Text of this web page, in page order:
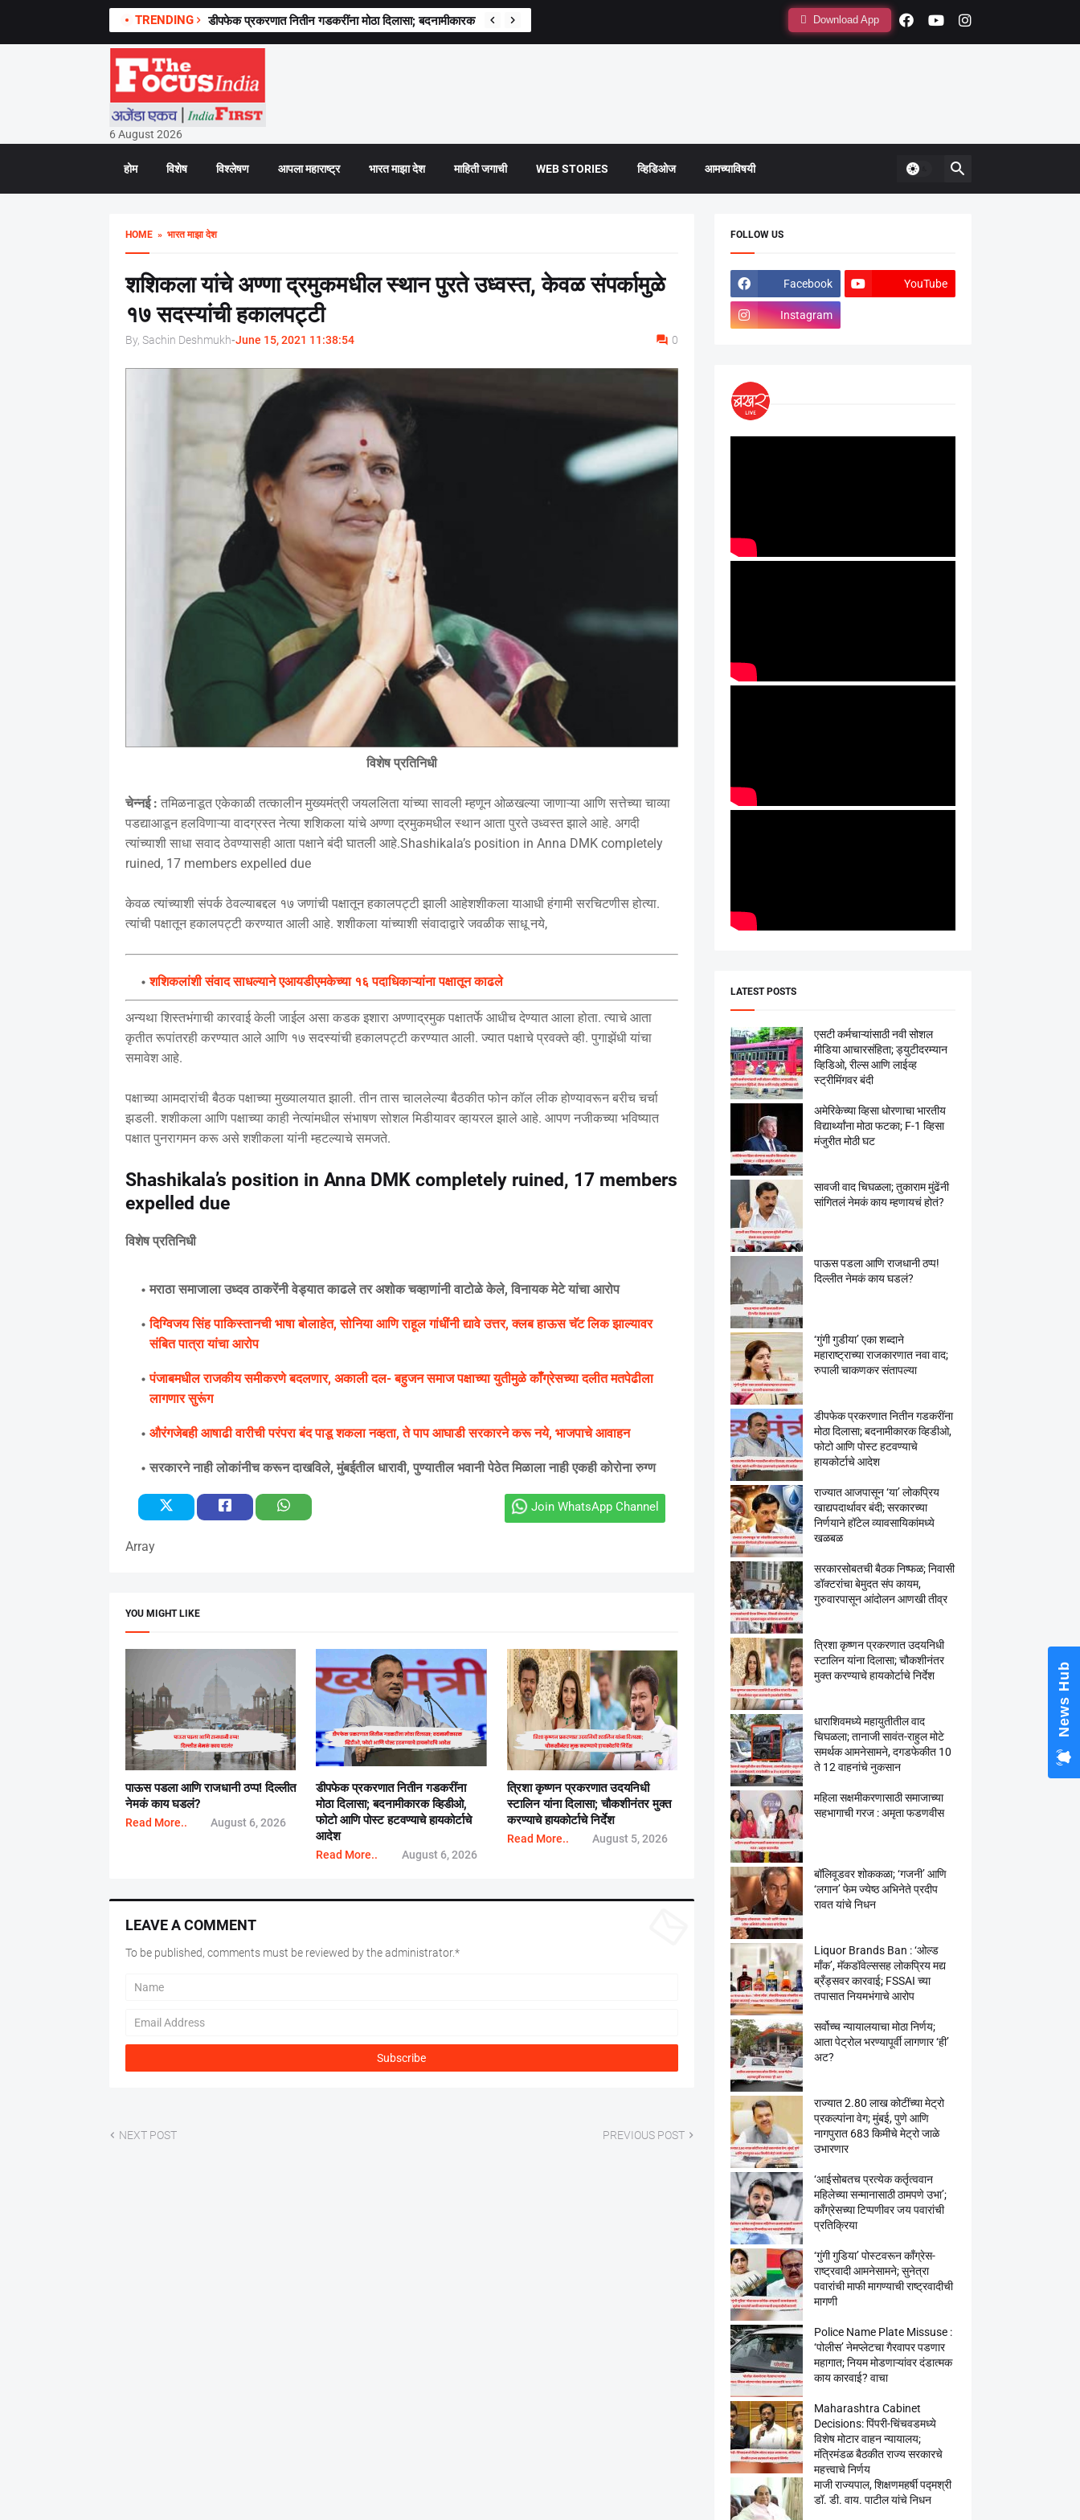
TRENDING डीपफेक प्रकरणात नितीन गडकरींना मोठा दिलासा; बदनामीकारक व्हिडीओ, फोटो आणि पोस्ट हटवण्याचे हायकोर्टाचे आदेश Download App
6 August 2026
होम विशेष विश्लेषण आपला महाराष्ट्र भारत माझा देश माहिती जगाची WEB STORIES व्हिडिओज आमच्याविषयी
HOME» भारत माझा देश
शशिकला यांचे अण्णा द्रमुकमधील स्थान पुरते उध्वस्त, केवळ संपर्कामुळे
१७ सदस्यांची हकालपट्टी
By, Sachin Deshmukh-June 15, 2021 11:38:54 0
विशेष प्रतिनिधी
चेन्नई : तमिळनाडूत एकेकाळी तत्कालीन मुख्यमंत्री जयललिता यांच्या सावली म्हणून ओळखल्या जाणाऱ्या आणि सत्तेच्या चाव्या
पडद्याआडून हलविणाऱ्या वादग्रस्त नेत्या शशिकला यांचे अण्णा द्रमुकमधील स्थान आता पुरते उध्वस्त झाले आहे. अगदी
त्यांच्याशी साधा सवाद ठेवण्यासही आता पक्षाने बंदी घातली आहे.Shashikala’s position in Anna DMK completely
ruined, 17 members expelled due
केवळ त्यांच्याशी संपर्क ठेवल्याबद्दल १७ जणांची पक्षातून हकालपट्टी झाली आहेशशीकला याआधी हंगामी सरचिटणीस होत्या.
त्यांची पक्षातून हकालपट्टी करण्यात आली आहे. शशीकला यांच्याशी संवादाद्वारे जवळीक साधू नये,
शशिकलांशी संवाद साधल्याने एआयडीएमकेच्या १६ पदाधिकाऱ्यांना पक्षातून काढले
अन्यथा शिस्तभंगाची कारवाई केली जाईल असा कडक इशारा अण्णाद्रमुक पक्षातर्फे आधीच देण्यात आला होता. त्याचे आता
कृतीत रूपांतरही करण्यात आले आणि १७ सदस्यांची हकालपट्टी करण्यात आली. ज्यात पक्षाचे प्रवक्ते व्ही. पुगाझेंधी यांचा
समावेश आहे.
पक्षाच्या आमदारांची बैठक पक्षाच्या मुख्यालयात झाली. तीन तास चाललेल्या बैठकीत फोन कॉल लीक होण्यावरून बरीच चर्चा
झडली. शशीकला आणि पक्षाच्या काही नेत्यांमधील संभाषण सोशल मिडीयावर व्हायरल झाले आहे. आपण नजीकच्या भविष्यात
पक्षात पुनरागमन करू असे शशीकला यांनी म्हटल्याचे समजते.
Shashikala’s position in Anna DMK completely ruined, 17 members
expelled due
विशेष प्रतिनिधी
मराठा समाजाला उध्दव ठाकरेंनी वेड्यात काढले तर अशोक चव्हाणांनी वाटोळे केले, विनायक मेटे यांचा आरोप
दिग्विजय सिंह पाकिस्तानची भाषा बोलाहेत, सोनिया आणि राहूल गांधींनी द्यावे उत्तर, क्लब हाऊस चॅट लिक झाल्यावर
संबित पात्रा यांचा आरोप
पंजाबमधील राजकीय समीकरणे बदलणार, अकाली दल- बहुजन समाज पक्षाच्या युतीमुळे कॉँग्रेसच्या दलीत मतपेढीला
लागणार सुरूंग
औरंगजेबही आषाढी वारीची परंपरा बंद पाडू शकला नव्हता, ते पाप आघाडी सरकारने करू नये, भाजपाचे आवाहन
सरकारने नाही लोकांनीच करून दाखविले, मुंबईतील धारावी, पुण्यातील भवानी पेठेत मिळाला नाही एकही कोरोना रुग्ण
Join WhatsApp Channel
Array
YOU MIGHT LIKE
पाऊस पडला आणि राजधानी ठप्प! दिल्लीत
नेमकं काय घडलं?
Read More.. August 6, 2026
डीपफेक प्रकरणात नितीन गडकरींना
मोठा दिलासा; बदनामीकारक व्हिडीओ,
फोटो आणि पोस्ट हटवण्याचे हायकोर्टाचे
आदेश
Read More.. August 6, 2026
त्रिशा कृष्णन प्रकरणात उदयनिधी
स्टालिन यांना दिलासा; चौकशीनंतर मुक्त
करण्याचे हायकोर्टाचे निर्देश
Read More.. August 5, 2026
LEAVE A COMMENT
To be published, comments must be reviewed by the administrator.*
NEXT POST PREVIOUS POST
FOLLOW US
Facebook YouTube
Instagram
LATEST POSTS
एसटी कर्मचाऱ्यांसाठी नवी सोशल
मीडिया आचारसंहिता; ड्युटीदरम्यान
व्हिडिओ, रील्स आणि लाईव्ह
स्ट्रीमिंगवर बंदी
अमेरिकेच्या व्हिसा धोरणाचा भारतीय
विद्यार्थ्यांना मोठा फटका; F-1 व्हिसा
मंजुरीत मोठी घट
सावजी वाद चिघळला; तुकाराम मुंढेंनी
सांगितलं नेमकं काय म्हणायचं होतं?
पाऊस पडला आणि राजधानी ठप्प!
दिल्लीत नेमकं काय घडलं?
‘गुंगी गुडीया’ एका शब्दाने
महाराष्ट्राच्या राजकारणात नवा वाद;
रुपाली चाकणकर संतापल्या
डीपफेक प्रकरणात नितीन गडकरींना
मोठा दिलासा; बदनामीकारक व्हिडीओ,
फोटो आणि पोस्ट हटवण्याचे
हायकोर्टाचे आदेश
राज्यात आजपासून ‘या’ लोकप्रिय
खाद्यपदार्थावर बंदी; सरकारच्या
निर्णयाने हॉटेल व्यावसायिकांमध्ये
खळबळ
सरकारसोबतची बैठक निष्फळ; निवासी
डॉक्टरांचा बेमुदत संप कायम,
गुरुवारपासून आंदोलन आणखी तीव्र
त्रिशा कृष्णन प्रकरणात उदयनिधी
स्टालिन यांना दिलासा; चौकशीनंतर
मुक्त करण्याचे हायकोर्टाचे निर्देश
धाराशिवमध्ये महायुतीतील वाद
चिघळला; तानाजी सावंत-राहुल मोटे
समर्थक आमनेसामने, दगडफेकीत 10
ते 12 वाहनांचे नुकसान
महिला सक्षमीकरणासाठी समाजाच्या
सहभागाची गरज : अमृता फडणवीस
बॉलिवूडवर शोककळा; ‘गजनी’ आणि
‘लगान’ फेम ज्येष्ठ अभिनेते प्रदीप
रावत यांचे निधन
Liquor Brands Ban : ‘ओल्ड
मॉंक’, मॅकडॉवेल्ससह लोकप्रिय मद्य
ब्रँड्सवर कारवाई; FSSAI च्या
तपासात नियमभंगाचे आरोप
सर्वोच्च न्यायालयाचा मोठा निर्णय;
आता पेट्रोल भरण्यापूर्वी लागणार ‘ही’
अट?
राज्यात 2.80 लाख कोटींच्या मेट्रो
प्रकल्पांना वेग; मुंबई, पुणे आणि
नागपुरात 683 किमीचे मेट्रो जाळे
उभारणार
‘आईसोबतच प्रत्येक कर्तृत्ववान
महिलेच्या सन्मानासाठी ठामपणे उभा’;
काँग्रेसच्या टिप्पणीवर जय पवारांची
प्रतिक्रिया
‘गुंगी गुडिया’ पोस्टवरून काँग्रेस-
राष्ट्रवादी आमनेसामने; सुनेत्रा
पवारांची माफी मागण्याची राष्ट्रवादीची
मागणी
Police Name Plate Missuse :
‘पोलीस’ नेमप्लेटचा गैरवापर पडणार
महागात; नियम मोडणाऱ्यांवर दंडात्मक
काय कारवाई? वाचा
Maharashtra Cabinet
Decisions: पिंपरी-चिंचवडमध्ये
विशेष मोटार वाहन न्यायालय;
मंत्रिमंडळ बैठकीत राज्य सरकारचे
महत्त्वाचे निर्णय
माजी राज्यपाल, शिक्षणमहर्षी पद्मश्री
डॉ. डी. वाय. पाटील यांचे निधन
News Hub